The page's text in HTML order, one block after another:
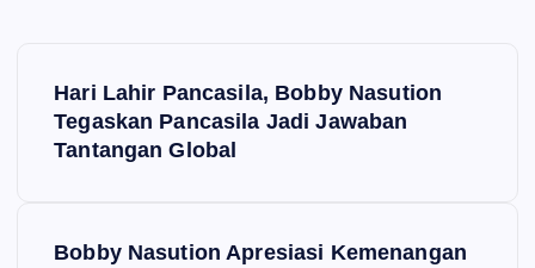
Hari Lahir Pancasila, Bobby Nasution
Tegaskan Pancasila Jadi Jawaban
Tantangan Global
Bobby Nasution Apresiasi Kemenangan